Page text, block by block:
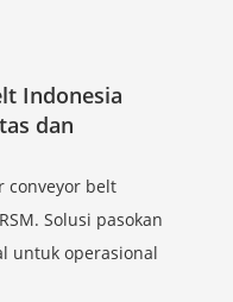
Indonesia
dan
conveyor belt
Solusi pasokan
untuk operasional